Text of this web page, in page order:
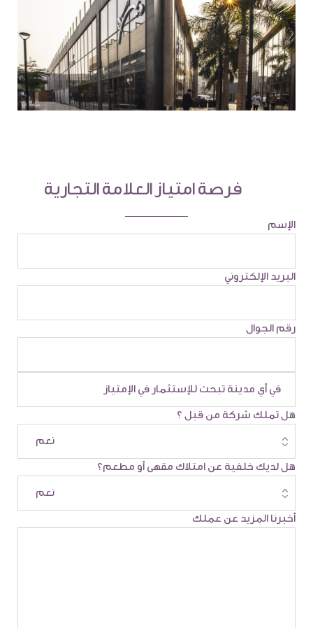
فرصة امتياز العلامة التجارية
الإسم
البريد الإلكتروني
رقم الجوال
هل تملك شركة من قبل ؟
هل لديك خلفية عن امتلاك مقهى أو مطعم؟
أخبرنا المزيد عن عملك